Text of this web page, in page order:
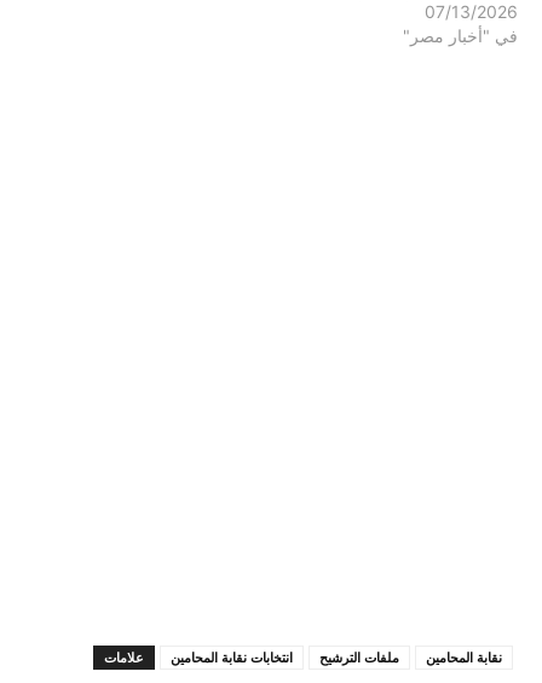
07/13/2026
في "أخبار مصر"
علامات انتخابات نقابة المحامين ملفات الترشيح نقابة المحامين